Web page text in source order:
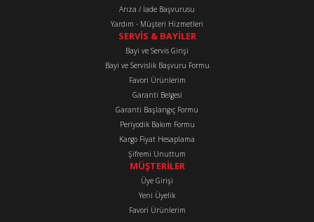
Gönder
Arıza / İade Başvurusu
Yardım - Müşteri Hizmetleri
SERVİS & BAYİLER
Bayi ve Servis Girişi
Bayi ve Servislik Başvuru Formu
Favori Ürünlerim
Garanti Belgesi
Garanti Başlangıç Formu
Periyodik Bakım Formu
Kargo Fiyat Hesaplama
Şifremi Unuttum
MÜŞTERİLER
Üye Girişi
Yeni Üyelik
Favori Ürünlerim